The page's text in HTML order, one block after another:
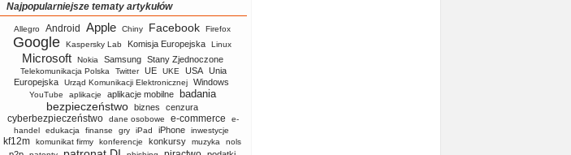
Najpopularniejsze tematy artykułów
Allegro Android Apple Chiny Facebook Firefox
Google Kaspersky Lab Komisja Europejska Linux
Microsoft Nokia Samsung Stany Zjednoczone
Telekomunikacja Polska Twitter UE UKE USA
Unia
Europejska
Urząd Komunikacji Elektronicznej Windows
YouTube aplikacje aplikacje mobilne badania
bezpieczeństwo biznes cenzura
cyberbezpieczeństwo dane osobowe e-commerce
e-
handel
edukacja finanse gry iPad iPhone inwestycje
kf12m komunikat firmy konferencje konkursy muzyka nols